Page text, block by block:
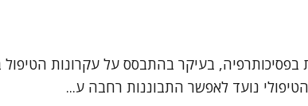
בפסיכותרפיה, בעיקר בהתבסס על עקרונות
נועד לאפשר התבוננות רחבה ע...